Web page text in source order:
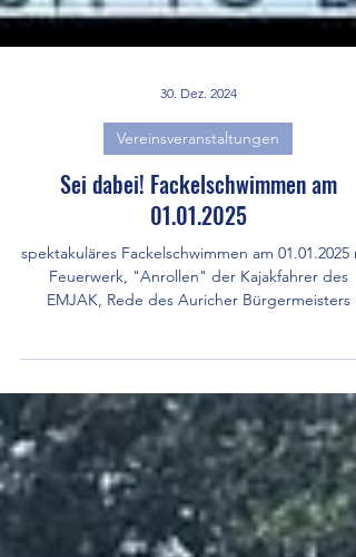
30. Dez. 2024
Vereinsveranstaltungen
Sei dabei! Fackelschwimmen am
01.01.2025
Feuerwerk, "Anrollen" der Kajakfahrer des
EMJAK, Rede des Auricher Bürgermeisters